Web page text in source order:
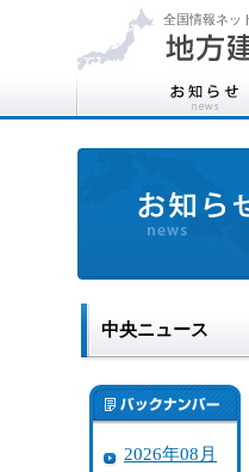
全国情報ネッ
中央ニュース
2026年08月